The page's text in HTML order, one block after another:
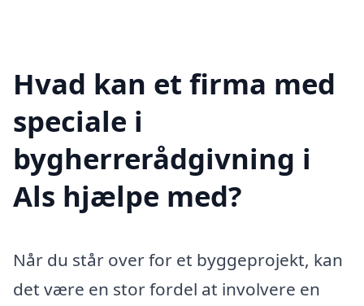
Hvad kan et firma med
speciale i
bygherrerådgivning i
Als hjælpe med?
Når du står over for et byggeprojekt, kan
det være en stor fordel at involvere en